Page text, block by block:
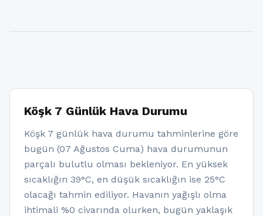
Köşk 7 Günlük Hava Durumu
Köşk 7 günlük hava durumu tahminlerine göre
bugün (07 Ağustos Cuma) hava durumunun
parçalı bulutlu olması bekleniyor. En yüksek
sıcaklığın 39°C, en düşük sıcaklığın ise 25°C
olacağı tahmin ediliyor. Havanın yağışlı olma
ihtimali %0 civarında olurken, bugün yaklaşık